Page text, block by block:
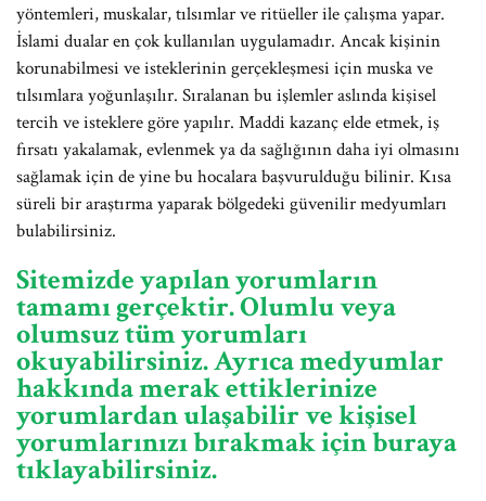
yöntemleri, muskalar, tılsımlar ve ritüeller ile çalışma yapar.
İslami dualar en çok kullanılan uygulamadır. Ancak kişinin
korunabilmesi ve isteklerinin gerçekleşmesi için muska ve
tılsımlara yoğunlaşılır. Sıralanan bu işlemler aslında kişisel
tercih ve isteklere göre yapılır. Maddi kazanç elde etmek, iş
fırsatı yakalamak, evlenmek ya da sağlığının daha iyi olmasını
sağlamak için de yine bu hocalara başvurulduğu bilinir. Kısa
süreli bir araştırma yaparak bölgedeki güvenilir medyumları
bulabilirsiniz.
Sitemizde yapılan yorumların
tamamı gerçektir. Olumlu veya
olumsuz tüm yorumları
okuyabilirsiniz. Ayrıca medyumlar
hakkında merak ettiklerinize
yorumlardan ulaşabilir ve kişisel
yorumlarınızı bırakmak için buraya
tıklayabilirsiniz.